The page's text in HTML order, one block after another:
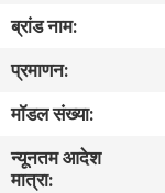
हमारे
बारे
कारखाना
Developed
byब्रांड नाम:
प्रमाणन:
मॉडल संख्या:
न्यूनतम आदेश
मात्रा: